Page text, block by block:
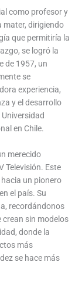
como profesor y
mater, dirigiendo
que permitiría la
se logró la
de 1957, un
se
experiencia,
y el desarrollo
en Chile.
merecido
Televisión. Este
un pionero
el país. Su
recordándonos
crean sin modelos
donde la
más
se hace más